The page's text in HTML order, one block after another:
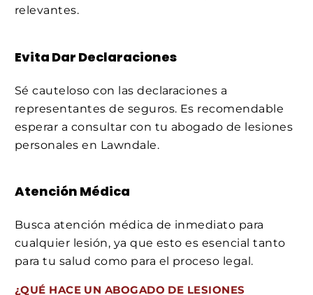
relevantes.
Evita Dar Declaraciones
Sé cauteloso con las declaraciones a
representantes de seguros. Es recomendable
esperar a consultar con tu abogado de lesiones
personales en Lawndale.
Atención Médica
Busca atención médica de inmediato para
cualquier lesión, ya que esto es esencial tanto
para tu salud como para el proceso legal.
¿QUÉ HACE UN ABOGADO DE LESIONES